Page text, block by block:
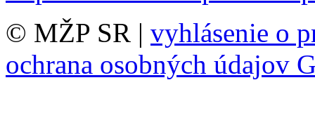
© MŽP SR | vyhlásenie o
ochrana osobných údajov